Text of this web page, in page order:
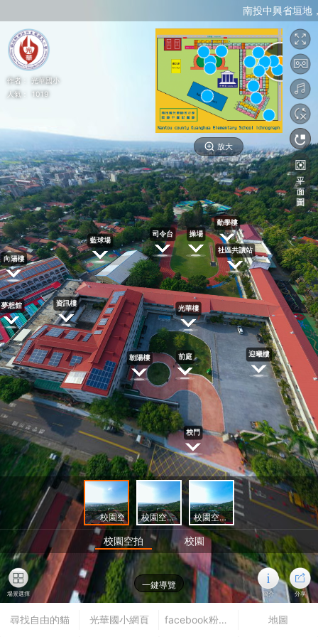
南投中興省垣地
作者： 光華國小
人氣：
1019
一鍵導覽
簡介 分享
場景選擇
校園空拍前 校園空拍中 校園空拍後
校園空拍 校園
放大
尋找自由的貓 光華國小網頁 facebook粉絲專頁 地圖